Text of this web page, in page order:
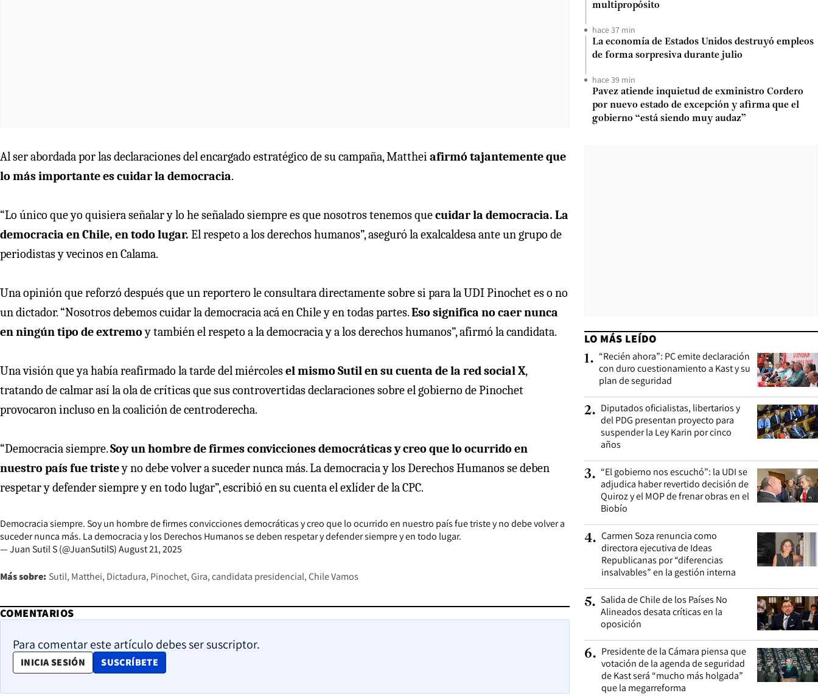
Al ser abordada por las declaraciones del encargado estratégico de su campaña, Matthei afirmó tajantemente que
lo más importante es cuidar la democracia.
“Lo único que yo quisiera señalar y lo he señalado siempre es que nosotros tenemos quecuidar la democracia. La
democracia en Chile, en todo lugar. El respeto a los derechos humanos”, aseguró la exalcaldesa ante un grupo de
periodistas y vecinos en Calama.
Una opinión que reforzó después que un reportero le consultara directamente sobre si para la UDI Pinochet es o no
un dictador. “Nosotros debemos cuidar la democracia acá en Chile y en todas partes.Eso significa no caer nunca
en ningún tipo de extremoy también el respeto a la democracia y a los derechos humanos”, afirmó la candidata.
Una visión que ya había reafirmado la tarde del miércolesel mismo Sutil en su cuenta de la red social X,
tratando de calmar así la ola de críticas que sus controvertidas declaraciones sobre el gobierno de Pinochet
provocaron incluso en la coalición de centroderecha.
“Democracia siempre.Soy un hombre de firmes convicciones democráticas y creo que lo ocurrido en
nuestro país fue tristey no debe volver a suceder nunca más. La democracia y los Derechos Humanos se deben
respetar y defender siempre y en todo lugar”, escribió en su cuenta el exlíder de la CPC.
Democracia siempre. Soy un hombre de firmes convicciones democráticas y creo que lo ocurrido en nuestro país fue triste y no debe volver a
suceder nunca más. La democracia y los Derechos Humanos se deben respetar y defender siempre y en todo lugar.
— Juan Sutil S (@JuanSutilS)August 21, 2025
Más sobre: Sutil Matthei Dictadura Pinochet Gira candidata presidencial Chile Vamos
COMENTARIOS
Para comentar este artículo debes ser suscriptor.
INICIA SESIÓN SUSCRÍBETE
OPENS IN NEW WINDOW
multipropósito
hace 37 min
La economía de Estados Unidos destruyó empleos
de forma sorpresiva durante julio
hace 39 min
Pavez atiende inquietud de exministro Cordero
por nuevo estado de excepción y afirma que el
gobierno “está siendo muy audaz”
LO MÁS LEÍDO
1. “Recién ahora”: PC emite declaración
con duro cuestionamiento a Kast y su
plan de seguridad
2. Diputados oficialistas, libertarios y
del PDG presentan proyecto para
suspender la Ley Karin por cinco
años
3. “El gobierno nos escuchó”: la UDI se
adjudica haber revertido decisión de
Quiroz y el MOP de frenar obras en el
Biobío
4. Carmen Soza renuncia como
directora ejecutiva de Ideas
Republicanas por “diferencias
insalvables” en la gestión interna
5. Salida de Chile de los Países No
Alineados desata críticas en la
oposición
6. Presidente de la Cámara piensa que
votación de la agenda de seguridad
de Kast será “mucho más holgada”
que la megarreforma